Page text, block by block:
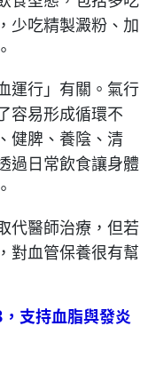
少吃精製澱粉、加
運行」有關。氣行
容易形成循環不
健脾、養陰、清
過日常飲食讓身體
代醫師治療，但若
對血管保養很有幫
，支持血脂與發炎